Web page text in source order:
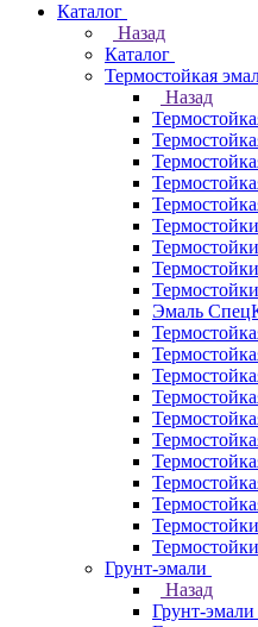
Каталог
Назад
Каталог
Термостойкая
Назад
Эмаль
Грунт-эмали
Назад
Грунт-эмали